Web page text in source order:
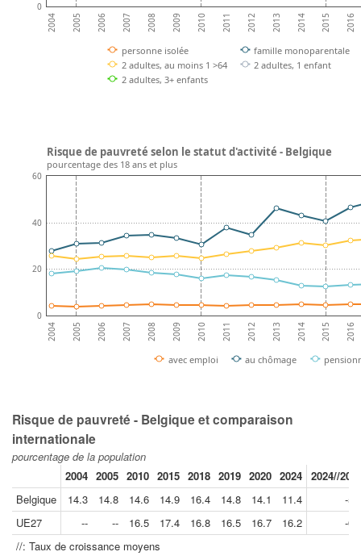
2004 2005 2006 2007 2008 2009 2010 2011 2012 2013 2014 2015 2016
0
personne isolée
famille monoparentale
2 adultes, au moins 1 >64
2 adultes, 1 enfant
2 adultes, 3+ enfants
2004 2005 2006 2007 2008 2009 2010 2011 2012 2013 2014 2015 2016
0
20
40
60
avec emploi au chômage
Risque de pauvreté selon le statut d'activité - Belgique
pourcentage des 18 ans et plus
Risque de pauvreté - Belgique et comparaison
internationale
pourcentage de la population
2004 2005 2010 2015 2018 2019 2020 2024 2024//
Belgique
14.3 14.8 14.6 14.9 16.4 14.8 14.1 11.4
-
UE27
-- -- 16.5 17.4 16.8 16.5 16.7 16.2
-
//: Taux de croissance moyens